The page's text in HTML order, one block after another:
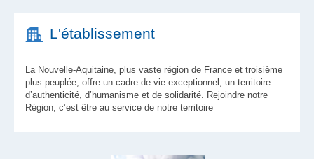
L'établissement
La Nouvelle-Aquitaine, plus vaste région de France et troisième
plus peuplée, offre un cadre de vie exceptionnel, un territoire
d’authenticité, d’humanisme et de solidarité. Rejoindre notre
Région, c’est être au service de notre territoire